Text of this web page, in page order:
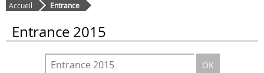
Accueil Entrance
Entrance 2015
OK